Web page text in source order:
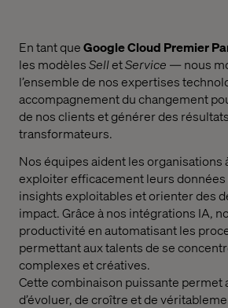
En tant queGoogle Cloud Premier
les modèlesSelletService — nous
l’ensemble de nos expertises
accompagnement du changement
de nos clients et générer des
transformateurs.
Nos équipes aident les organisations
exploiter efficacement leurs
insights exploitables et orienter des
impact. Grâce à nos intégrations IA,
productivité en automatisant les
permettant aux talents de se
complexes et créatives.
Cette combinaison puissante permet
d’évoluer, de croître et de